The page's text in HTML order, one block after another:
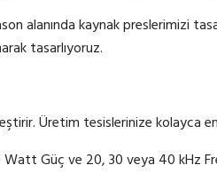
alanında kaynak preslerimizi
tasarlıyoruz.
Üretim tesislerinize kolayca
Güç ve 20, 30 veya 40 kHz